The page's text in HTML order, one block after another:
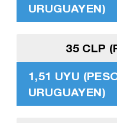
URUGUAYEN)
35 CLP
1,51 UYU
URUGUAYEN)